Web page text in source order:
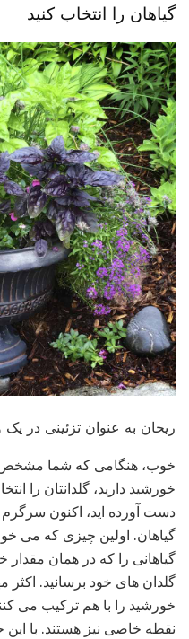
گیاهان را انتخاب کنید
ریحان به عنوان تزئینی در
خوب، هنگامی که شما مشخص
خورشید دارید، گلدانتان را
دست آورده اید، اکنون
گیاهان. اولین چیزی که می
گیاهانی را که در همان
گلدان های خود برسانید. اکثر
خورشید را با هم ترکیب می
نقطه خاصی نیز هستند. با این